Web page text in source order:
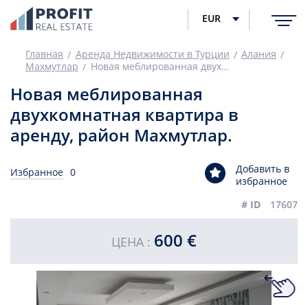
EUR
Главная Аренда Недвижимости в Турции
Алания
Махмутлар
Новая меблированная двухкомнатная квартира в аренду, район Махмутлар.
Новая меблированная
двухкомнатная квартира в
аренду, район Махмутлар.
Избранное 0
Добавить в
избранное
# ID
17607
ЦЕНА : 600 €